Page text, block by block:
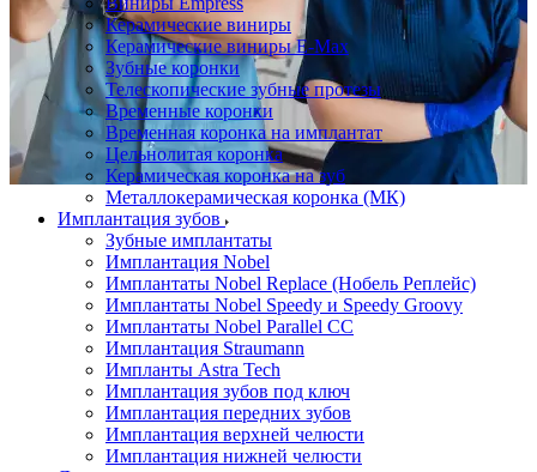
Керамические виниры
Керамические виниры E-Max
Зубные коронки
Телескопические зубные протезы
Временные коронки
Временная коронка на имплантат
Цельнолитая коронка
Керамическая коронка на зуб
Металлокерамическая коронка (МК)
Имплантация зубов
Зубные имплантаты
Имплантация Nobel
Имплантаты Nobel Replace (Нобель Реплейс)
Имплантаты Nobel Speedy и Speedy Groovy
Имплантаты Nobel Parallel CC
Имплантация Straumann
Импланты Astra Tech
Имплантация зубов под ключ
Имплантация передних зубов
Имплантация верхней челюсти
Имплантация нижней челюсти